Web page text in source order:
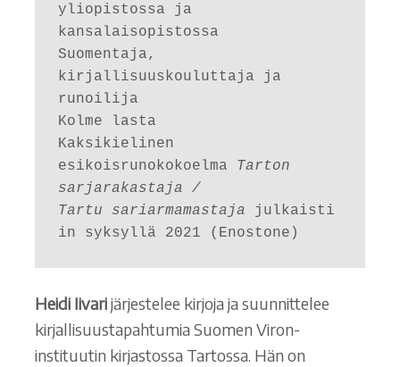
yliopistossa ja
kansalaisopistossa
Suomentaja,
kirjallisuuskouluttaja ja
runoilija
Kolme lasta
Kaksikielinen
esikoisrunokokoelma Tarton
sarjarakastaja /
Tartu sariarmamastaja julkaisti
in syksyllä 2021 (Enostone)
Heidi Iivarijärjestelee kirjoja ja suunnittelee
kirjallisuustapahtumia Suomen Viron-
instituutin kirjastossa Tartossa. Hän on